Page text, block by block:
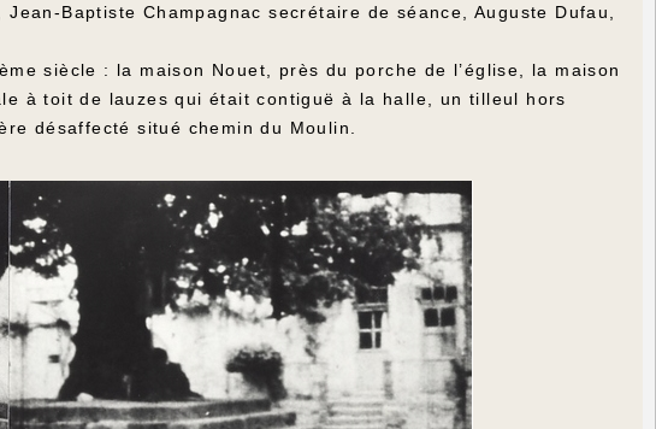
Baptiste Champagnac secrétaire de séance, Auguste Dufau,
siècle : la maison Nouet, près du porche de l’église, la maison
à toit de lauzes qui était contiguë à la halle, un tilleul hors
désaffecté situé chemin du Moulin.